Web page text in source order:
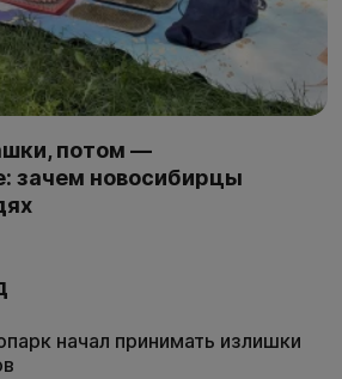
потом —
зачем новосибирцы
начал принимать излишки